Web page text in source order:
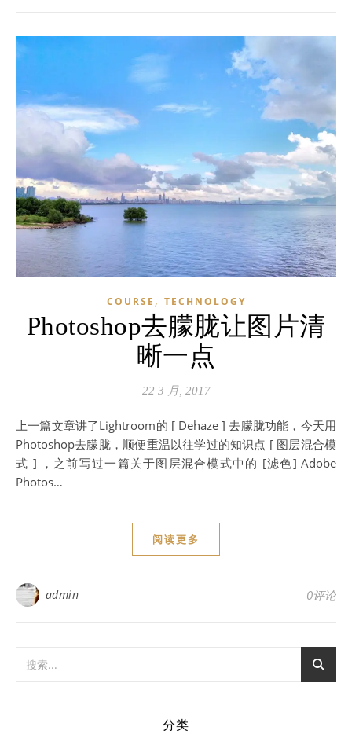
COURSE , TECHNOLOGY
Photoshop去朦胧让图片清
晰一点
22 3 月, 2017
上一篇文章讲了Lightroom的 [ Dehaze ] 去朦胧功能，今天用
Photoshop去朦胧，顺便重温以往学过的知识点 [ 图层混合模
式 ] ，之前写过一篇关于图层混合模式中的 [滤色] Adobe
Photos…
阅读更多
admin 0评论
分类